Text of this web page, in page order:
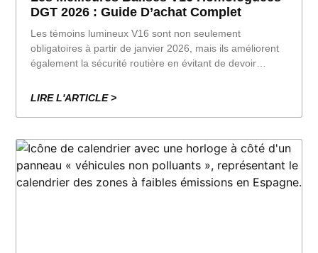
DGT 2026 : Guide D’achat Complet
Les témoins lumineux V16 sont non seulement
obligatoires à partir de janvier 2026, mais ils améliorent
également la sécurité routière en évitant de devoir
vous souhaitez en équiper votre voiture,
LIRE L'ARTICLE >